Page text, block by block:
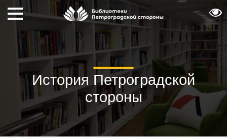
История Петроградской
стороны